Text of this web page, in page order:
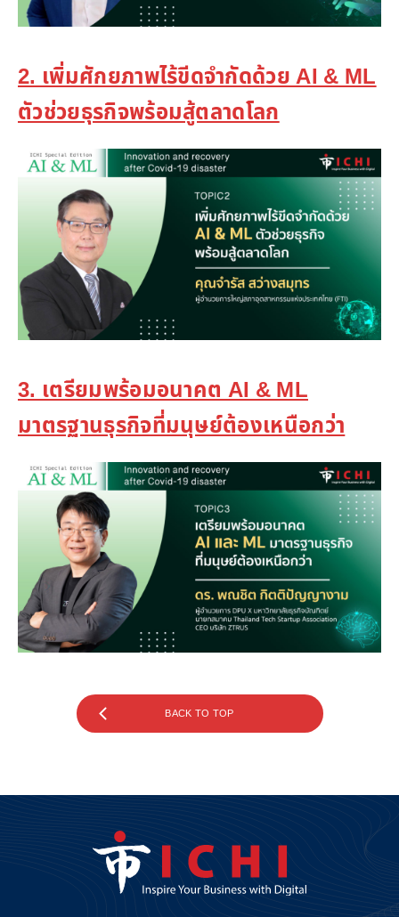
2. เพิ่มศักยภาพไร้ขีดจำกัดด้วย AI & ML
ตัวช่วยธุรกิจพร้อมสู้ตลาดโลก
3. เตรียมพร้อมอนาคต AI & ML
มาตรฐานธุรกิจที่มนุษย์ต้องเหนือกว่า
BACK TO TOP